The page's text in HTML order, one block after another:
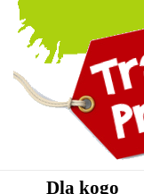
Dla kogo